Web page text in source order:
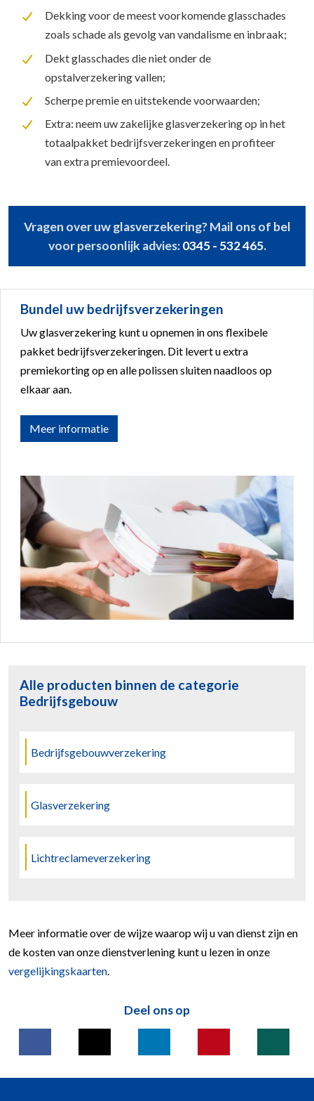
Dekking voor de meest voorkomende glasschades
zoals schade als gevolg van vandalisme en inbraak;
Dekt glasschades die niet onder de
opstalverzekering vallen;
Scherpe premie en uitstekende voorwaarden;
Extra: neem uw zakelijke glasverzekering op in het
totaalpakket bedrijfsverzekeringen en profiteer
van extra premievoordeel.
Vragen over uw glasverzekering? Mail ons of bel
voor persoonlijk advies:0345 - 532 465.
Bundel uw bedrijfsverzekeringen
Uw glasverzekering kunt u opnemen in ons flexibele
pakket bedrijfsverzekeringen. Dit levert u extra
premiekorting op en alle polissen sluiten naadloos op
elkaar aan.
Meer informatie
Alle producten binnen de categorie
Bedrijfsgebouw
Bedrijfsgebouwverzekering
Glasverzekering
Lichtreclameverzekering
Meer informatie over de wijze waarop wij u van dienst zijn en
de kosten van onze dienstverlening kunt u lezen in onze
vergelijkingskaarten
Deel ons op